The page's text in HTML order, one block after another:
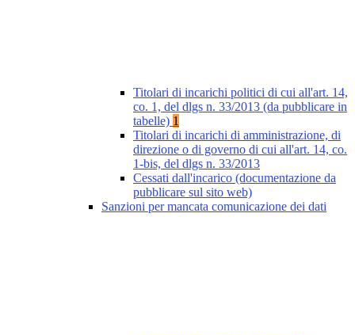
Titolari di incarichi politici di cui all'art. 14,
co. 1, del dlgs n. 33/2013 (da pubblicare in
tabelle) 1
Titolari di incarichi di amministrazione, di
direzione o di governo di cui all'art. 14, co.
1-bis, del dlgs n. 33/2013
Cessati dall'incarico (documentazione da
pubblicare sul sito web)
Sanzioni per mancata comunicazione dei dati